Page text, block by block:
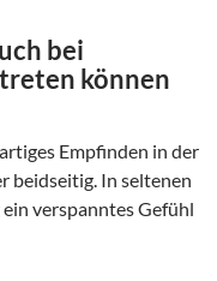
bei
können
Empfinden in der
beidseitig. In seltenen
verspanntes Gefühl